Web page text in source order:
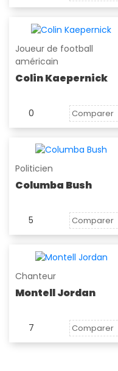
Joueur de football
américain
Colin Kaepernick
0 Comparer
Politicien
Columba Bush
5 Comparer
Chanteur
Montell Jordan
7 Comparer